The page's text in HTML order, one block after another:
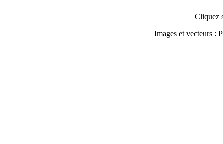
Cliquez
Images et vecteurs :